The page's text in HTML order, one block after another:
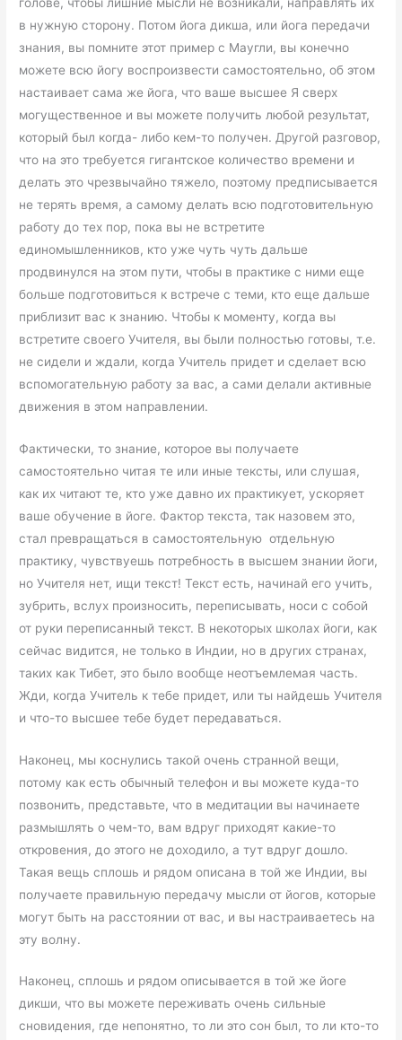
в нужную сторону. Потом йога дикша, или йога передачи
знания, вы помните этот пример с Маугли, вы конечно
можете всю йогу воспроизвести самостоятельно, об этом
настаивает сама же йога, что ваше высшее Я сверх
могущественное и вы можете получить любой результат,
который был когда- либо кем-то получен. Другой разговор,
что на это требуется гигантское количество времени и
делать это чрезвычайно тяжело, поэтому предписывается
не терять время, а самому делать всю подготовительную
работу до тех пор, пока вы не встретите
единомышленников, кто уже чуть чуть дальше
продвинулся на этом пути, чтобы в практике с ними еще
больше подготовиться к встрече с теми, кто еще дальше
приблизит вас к знанию. Чтобы к моменту, когда вы
встретите своего Учителя, вы были полностью готовы, т.е.
не сидели и ждали, когда Учитель придет и сделает всю
вспомогательную работу за вас, а сами делали активные
движения в этом направлении.
Фактически, то знание, которое вы получаете
самостоятельно читая те или иные тексты, или слушая,
как их читают те, кто уже давно их практикует, ускоряет
ваше обучение в йоге. Фактор текста, так назовем это,
стал превращаться в самостоятельную отдельную
практику, чувствуешь потребность в высшем знании йоги,
но Учителя нет, ищи текст! Текст есть, начинай его учить,
зубрить, вслух произносить, переписывать, носи с собой
от руки переписанный текст. В некоторых школах йоги, как
сейчас видится, не только в Индии, но в других странах,
таких как Тибет, это было вообще неотъемлемая часть.
Жди, когда Учитель к тебе придет, или ты найдешь Учителя
и что-то высшее тебе будет передаваться.
Наконец, мы коснулись такой очень странной вещи,
потому как есть обычный телефон и вы можете куда-то
позвонить, представьте, что в медитации вы начинаете
размышлять о чем-то, вам вдруг приходят какие-то
откровения, до этого не доходило, а тут вдруг дошло.
Такая вещь сплошь и рядом описана в той же Индии, вы
получаете правильную передачу мысли от йогов, которые
могут быть на расстоянии от вас, и вы настраиваетесь на
эту волну.
Наконец, сплошь и рядом описывается в той же йоге
дикши, что вы можете переживать очень сильные
сновидения, где непонятно, то ли это сон был, то ли кто-то